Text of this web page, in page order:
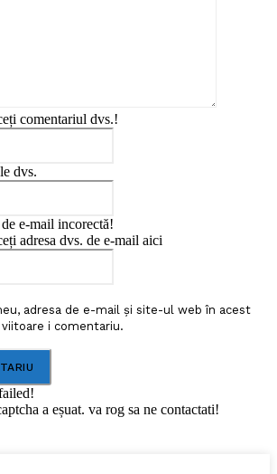
comentariul dvs.!
dvs.
e-mail incorectă!
adresa dvs. de e-mail aici
adresa de e-mail și site-ul web în acest
i comentariu.
a eșuat. va rog sa ne contactati!